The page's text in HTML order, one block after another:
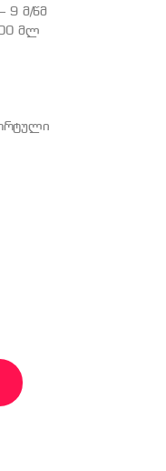
9 მ/წმ
მლ
ხერხი quantity